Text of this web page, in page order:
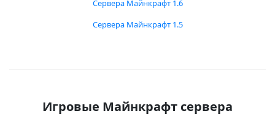
Сервера Майнкрафт 1.6
Сервера Майнкрафт 1.5
Игровые Майнкрафт сервера